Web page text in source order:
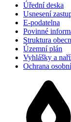
Úřední deska
Usnesení
E-podatelna
Povinné
Struktura
Územní plán
Vyhlášky a
Ochrana